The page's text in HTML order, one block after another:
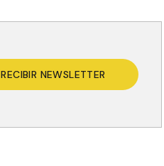
RECIBIR NEWSLETTER